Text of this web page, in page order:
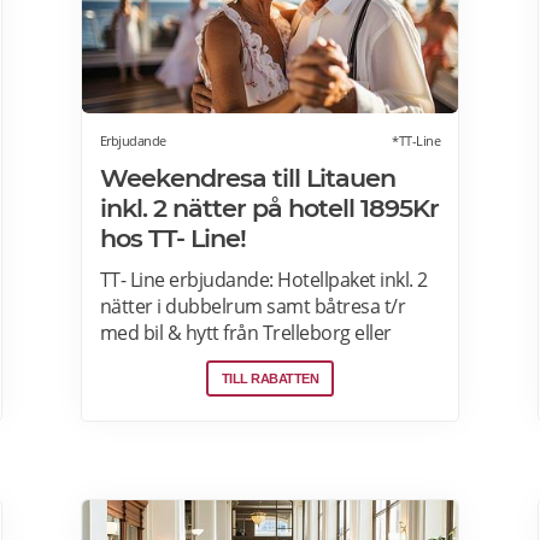
Erbjudande *TT-Line
Weekendresa till Litauen
inkl. 2 nätter på hotell 1895Kr
hos TT- Line!
TT- Line erbjudande: Hotellpaket inkl. 2
nätter i dubbelrum samt båtresa t/r
med bil & hytt från Trelleborg eller
Karlshamn. Klaipeda bjuder på charm,
kultur och vacker natur. Passa på att
TILL RABATTEN